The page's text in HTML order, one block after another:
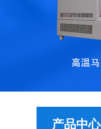
产品中心